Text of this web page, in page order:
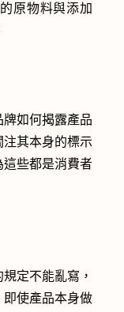
原物料與添加
如何揭露產品
其本身的標示
些都是消費者
定不能亂寫，
使產品本身做